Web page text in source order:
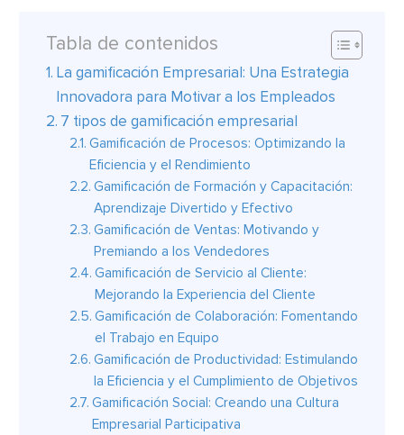
Tabla de contenidos
La gamificación Empresarial: Una Estrategia
Innovadora para Motivar a los Empleados
7 tipos de gamificación empresarial
Gamificación de Procesos: Optimizando la
Eficiencia y el Rendimiento
Gamificación de Formación y Capacitación:
Aprendizaje Divertido y Efectivo
Gamificación de Ventas: Motivando y
Premiando a los Vendedores
Gamificación de Servicio al Cliente:
Mejorando la Experiencia del Cliente
Gamificación de Colaboración: Fomentando
el Trabajo en Equipo
Gamificación de Productividad: Estimulando
la Eficiencia y el Cumplimiento de Objetivos
Gamificación Social: Creando una Cultura
Empresarial Participativa